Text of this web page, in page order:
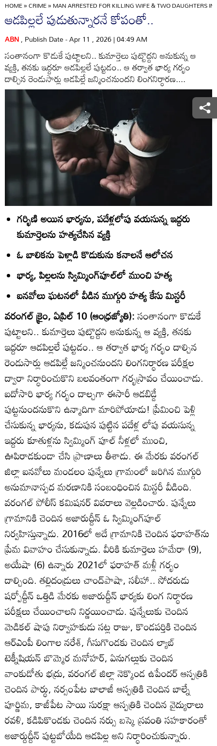
HOME»CRIME»MAN ARRESTED FOR KILLING WIFE & TWO DAUGHTERS IN
ఆడపిల్లలే పుడుతున్నారనే కోపంతో..
ABN, Publish Date - Apr 11 , 2026 | 04:49 AM
సంతానంగా కొడుకే పుట్టాలని.. కుమార్తెలు పుట్టొద్దని అనుకున్న ఆ
వ్యక్తి, తనకు ఇద్దరూ ఆడపిల్లలే పుట్టడం.. ఆ తర్వాత భార్య గర్భం
దాల్చిన రెండుసార్లు ఆడపిల్లే జన్మించనుందని లింగనిర్ధారణ....
గర్భిణి అయిన భార్యను, పదేళ్లలోపు వయసున్న ఇద్దరు
కుమార్తెలను హత్యచేసిన వ్యక్తి
ఓ బాలికను పెళ్లాడి కొడుకును కనాలనే ఆలోచన
భార్య, పిల్లలను స్విమ్మింగ్‌పూల్‌లో ముంచి హత్య
ఐనవోలు ఘటనలో వీడిన ముగ్గురి హత్య కేసు మిస్టరీ
వరంగల్‌ క్రైం, ఏప్రిల్‌ 10 (ఆంధ్రజ్యోతి):సంతానంగా కొడుకే
పుట్టాలని.. కుమార్తెలు పుట్టొద్దని అనుకున్న ఆ వ్యక్తి, తనకు
ఇద్దరూ ఆడపిల్లలే పుట్టడం.. ఆ తర్వాత భార్య గర్భం దాల్చిన
రెండుసార్లు ఆడపిల్లే జన్మించనుందని లింగనిర్ధారణ పరీక్షల
ద్వారా నిర్ధారించుకొని బలవంతంగా గర్భస్రావం చేయించాడు.
ఐదోసారి భార్య గర్భం దాల్చగా ఈసారీ ఆడబిడ్డే
పుట్టనుందనుకొని ఉన్మాదిగా మారిపోయాడు! ప్రేమించి పెళ్లి
చేసుకున్న భార్యను, కడుపున పుట్టిన పదేళ్ల లోపు వయసున్న
ఇద్దరు కూతుళ్లను స్విమ్మింగ్‌ పూల్‌ నీళ్లలో ముంచి,
ఊపిరాడకుండా చేసి ప్రాణాలు తీశాడు. ఈ మేరకు వరంగల్‌
జిల్లా ఐనవోలు మండలం పున్నేలు గ్రామంలో జరిగిన ముగ్గురి
అనుమానాస్పద మరణానికి సంబంధించిన మిస్టరీ వీడింది.
వరంగల్‌ పోలీస్‌ కమిషనర్‌ వివరాలు వెల్లడించారు. పున్నేలు
గ్రామానికి చెందిన అజారుద్దీన్‌ ఓ స్విమ్మింగ్‌పూల్‌
నిర్వహిస్తున్నాడు. 2016లో అదే గ్రామానికి చెందిన ఫరాహత్‌ను
ప్రేమ వివాహం చేసుకున్నాడు. వీరికి కుమార్తెలు హమేరా (9),
అయేషా (6) ఉన్నారు 2021లో ఫరాహత్‌ మళ్లీ గర్భం
దాల్చింది. తల్లిదండ్రులు చాంద్‌పాషా, సలీహా.. సోదరుడు
షర్పోద్దీన్‌ ఒత్తిడి మేరకు అజారుద్దీన్‌ భార్యకు లింగ నిర్ధారణ
పరీక్షలు చేయించాలని నిర్ణయించాడు. పున్నేలుకు చెందిన
మెడికల్‌ షాపు నిర్వాహకుడు సట్ల రాజు, కొండపర్తికి చెందిన
ఆర్‌ఎంపీ లింగాల నరేశ్‌, గీసుగొండకు చెందిన ల్యాబ్‌
టెక్నీషియన్‌ బొమ్మెర మనోహర్‌, ఏనుగల్లుకు చెందిన
వాంకుడోతు భద్రు, వరంగల్‌ జిల్లా నెక్కొండ ఉపేందర్‌ ఆస్పత్రికి
చెందిన పార్ధు, నర్సంపేట బాలాజీ ఆస్పత్రికి చెందిన బాల్నే
పూర్ణిమ, కాజీపేట సాయి సురక్షా ఆస్పత్రికి చెందిన వైద్యురాలు
రవళి, కడిపికొండకు చెందిన నర్సు బస్కె స్రవంతి సహకారంతో
అజార్దుద్దీన్‌ పుట్టబోయేది ఆడపిల్ల అని నిర్ధారించుకున్నారు.